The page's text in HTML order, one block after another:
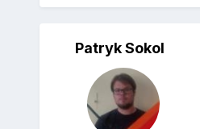
Patryk Sokol